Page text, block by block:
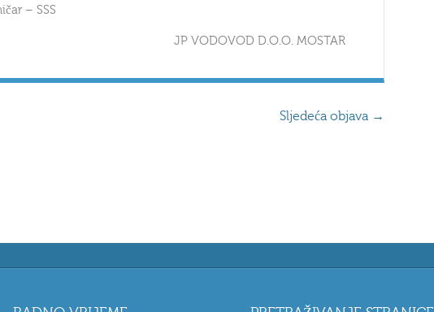
– SSS
D.O.O. MOSTAR
Sljedeća objava →